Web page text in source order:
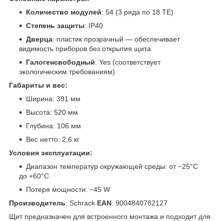
Количество модулей: 54 (3 ряда по 18 TE)
Степень защиты: IP40
Дверца: пластик прозрачный — обеспечивает
видимость приборов без открытия щита
Галогенсвободный: Yes (соответствует
экологическим требованиям)
Габариты и вес:
Ширина: 391 мм
Высота: 520 мм
Глубина: 106 мм
Вес нетто: 2,6 кг
Условия эксплуатации:
Диапазон температур окружающей среды: от −25°C
до +60°C
Потеря мощности: −45 W
Производитель: Schrack EAN: 9004840782127
Щит предназначен для встроенного монтажа и подходит для